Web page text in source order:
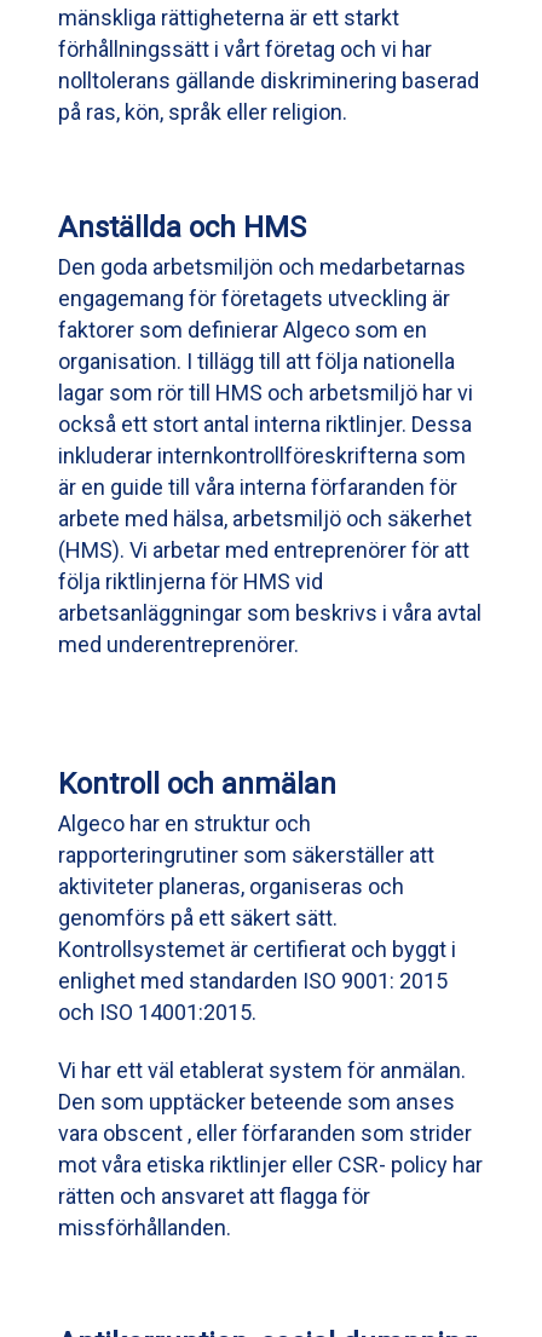
mänskliga rättigheterna är ett starkt
förhållningssätt i vårt företag och vi har
nolltolerans gällande diskriminering baserad
på ras, kön, språk eller religion.
Anställda och HMS
Den goda arbetsmiljön och medarbetarnas
engagemang för företagets utveckling är
faktorer som definierar Algeco som en
organisation. I tillägg till att följa nationella
lagar som rör till HMS och arbetsmiljö har vi
också ett stort antal interna riktlinjer. Dessa
inkluderar internkontrollföreskrifterna som
är en guide till våra interna förfaranden för
arbete med hälsa, arbetsmiljö och säkerhet
(HMS). Vi arbetar med entreprenörer för att
följa riktlinjerna för HMS vid
arbetsanläggningar som beskrivs i våra avtal
med underentreprenörer.
Kontroll och anmälan
Algeco har en struktur och
rapporteringrutiner som säkerställer att
aktiviteter planeras, organiseras och
genomförs på ett säkert sätt.
Kontrollsystemet är certifierat och byggt i
enlighet med standarden ISO 9001: 2015
och ISO 14001:2015.
Vi har ett väl etablerat system för anmälan.
Den som upptäcker beteende som anses
vara obscent , eller förfaranden som strider
mot våra etiska riktlinjer eller CSR- policy har
rätten och ansvaret att flagga för
missförhållanden.